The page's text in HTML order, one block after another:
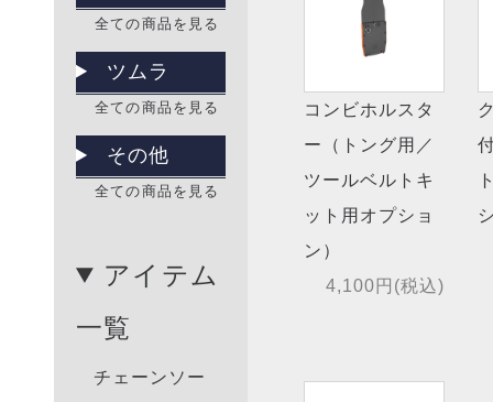
全ての商品を見る
ツムラ
全ての商品を見る
その他
全ての商品を見る
アイテム
一覧
チェーンソー
コンビホルスタ
ー（トング用／
ツールベルトキ
ット用オプショ
ン）
4,100円(税込)